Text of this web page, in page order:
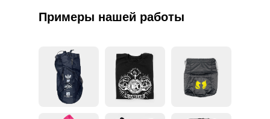
Примеры нашей работы